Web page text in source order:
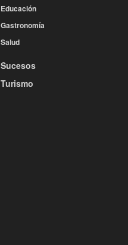
Educación
Gastronomía
Salud
Sucesos
Turismo